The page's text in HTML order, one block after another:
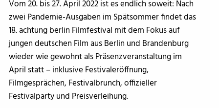
Vom 20. bis 27. April 2022 ist es endlich soweit: Nach
zwei Pandemie-Ausgaben im Spätsommer findet das
18. achtung berlin Filmfestival mit dem Fokus auf
jungen deutschen Film aus Berlin und Brandenburg
wieder wie gewohnt als Präsenzveranstaltung im
April statt – inklusive Festivaleröffnung,
Filmgesprächen, Festivalbrunch, offizieller
Festivalparty und Preisverleihung.